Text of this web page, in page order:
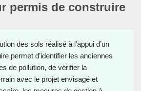
permis de construire
des sols réalisé à l’appui d’un
permet d’identifier les anciennes
de pollution, de vérifier la
avec le projet envisagé et